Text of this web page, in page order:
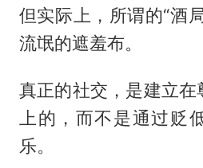
但实际上，所谓的“酒
流氓的遮羞布。
真正的社交，是建立
上的，而不是通过贬
乐。